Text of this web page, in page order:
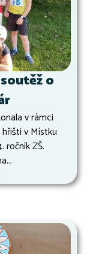
o
v rámci
v Místku
ročník ZŠ.